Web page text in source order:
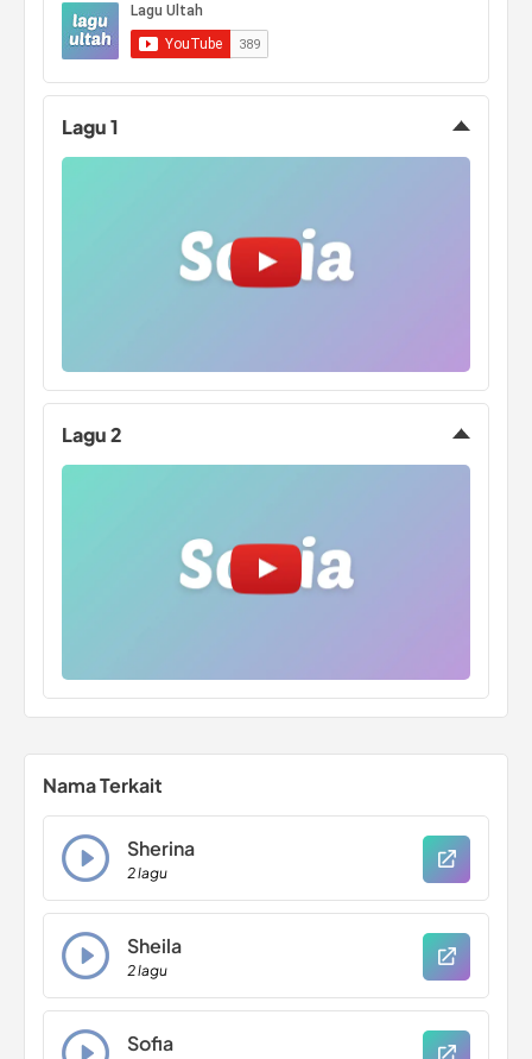
Active Pencil Pen for
iPad min
Unisex Pria Wanita
Tas Bahu
Lagu 1
Lagu 2
Nama Terkait
Sherina
2 lagu
Sheila
2 lagu
Sofia